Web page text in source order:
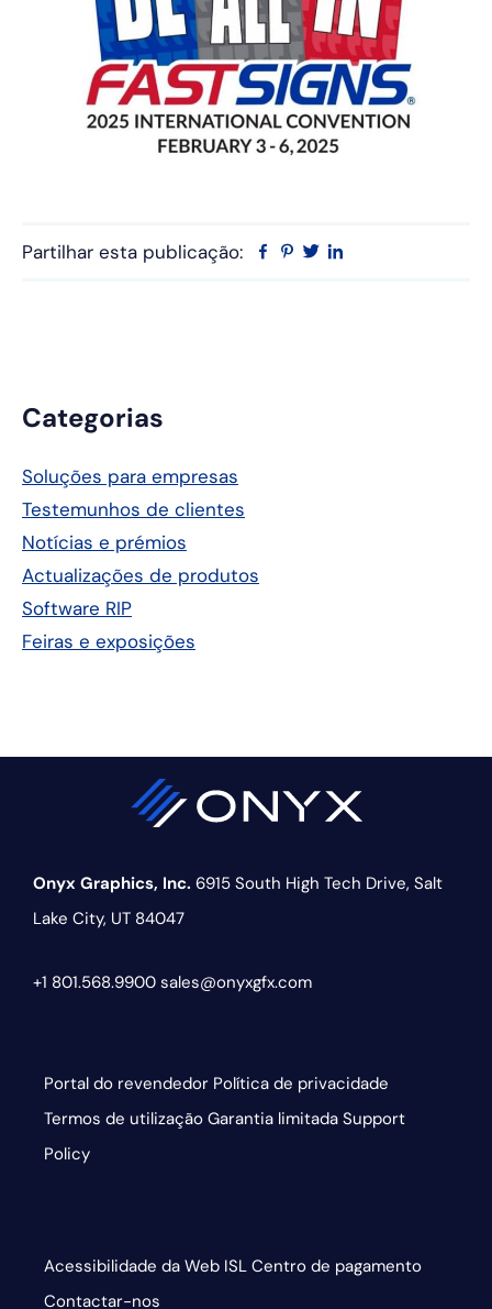
Partilhar esta publicação: Facebook
Pinterest
Twitter
Barra
lateral
principal
Categorias
Soluções para empresas
Testemunhos de clientes
Notícias e prémios
Actualizações de produtos
Software RIP
Feiras e exposições
Onyx Graphics, Inc. 6915 South High Tech Drive, Salt
Lake City, UT 84047
+1 801.568.9900 sales@onyxgfx.com
Portal do revendedor Política de privacidade
Termos de utilização Garantia limitada Support
Policy
Acessibilidade da Web ISL Centro de pagamento
Contactar-nos